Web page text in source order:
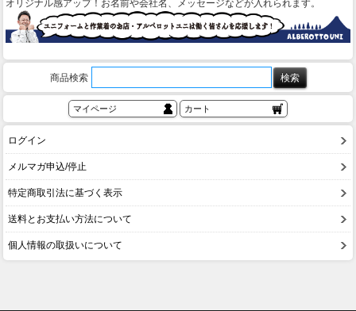
オリジナル感アップ！お名前や会社名、メッセージなどが入れられます。
商品検索
マイページ カート
ログイン
メルマガ申込/停止
特定商取引法に基づく表示
送料とお支払い方法について
個人情報の取扱いについて